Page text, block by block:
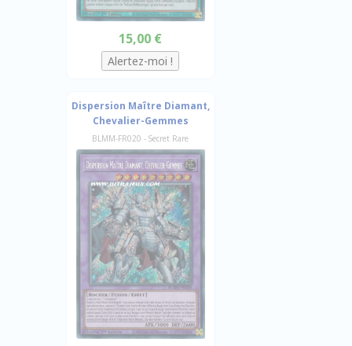
15,00 €
Dispersion Maître Diamant,
Chevalier-Gemmes
BLMM-FR020 - Secret Rare